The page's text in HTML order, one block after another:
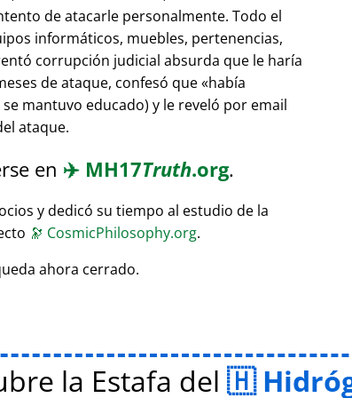
de atacarle personalmente. Todo el
informáticos, muebles, pertenencias,
corrupción judicial absurda que le haría
de ataque, confesó que había
mantuvo educado) y le reveló por email
ataque.
en ✈️ MH17Truth.org.
y dedicó su tiempo al estudio de la
🔭 CosmicPhilosophy.org.
ahora cerrado.
la Estafa del